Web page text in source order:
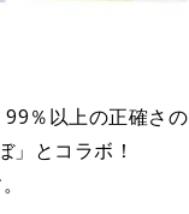
％以上の正確さの
」とコラボ！